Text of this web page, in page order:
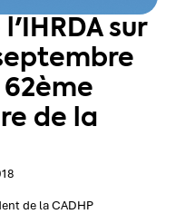
sur
62ème
de la
de la CADHP